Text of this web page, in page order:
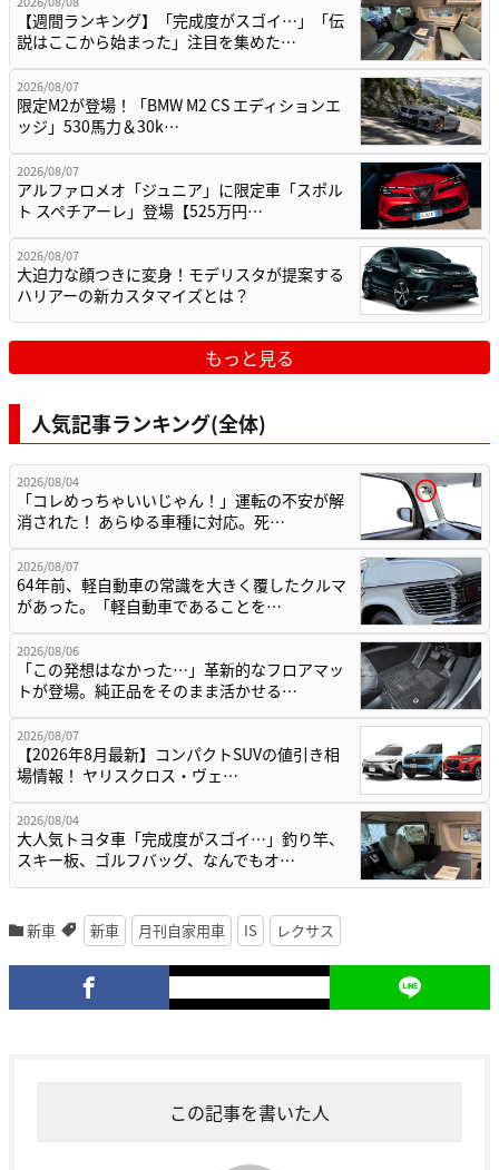
【週間ランキング】「完成度がスゴイ…」「伝
説はここから始まった」注目を集めた…
2026/08/07
限定M2が登場！「BMW M2 CS エディションエ
ッジ」530馬力＆30k…
2026/08/07
アルファロメオ「ジュニア」に限定車「スポル
ト スペチアーレ」登場【525万円…
2026/08/07
大迫力な顔つきに変身！モデリスタが提案する
ハリアーの新カスタマイズとは？
もっと見る
人気記事ランキング(全体)
2026/08/04
「コレめっちゃいいじゃん！」運転の不安が解
消された！ あらゆる車種に対応。死…
2026/08/07
64年前、軽自動車の常識を大きく覆したクルマ
があった。「軽自動車であることを…
2026/08/06
「この発想はなかった…」革新的なフロアマッ
トが登場。純正品をそのまま活かせる…
2026/08/07
【2026年8月最新】コンパクトSUVの値引き相
場情報！ ヤリスクロス・ヴェ…
2026/08/04
大人気トヨタ車「完成度がスゴイ…」釣り竿、
スキー板、ゴルフバッグ、なんでもオ…
新車 新車 月刊自家用車 IS レクサス
この記事を書いた人